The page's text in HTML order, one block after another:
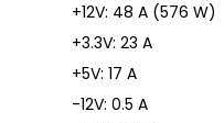
+12V: 48 A (576 W)
+3.3V: 23 A
+5V: 17 A
-12V: 0.5 A